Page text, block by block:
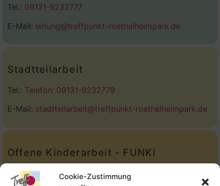
Cookie-Zustimmung
Tel.: 09131-9232777
E-Mail: leitung@treffpunkt-roethelheimpark.de
Stadtteilarbeit
Tel.: Telefon: 09131-9232779
E-Mail: stadtteilarbeit@treffpunkt-roethelheimpark.de
Offene Kinderarbeit - FUNKi
Tel.:Telefon: 09131-610749